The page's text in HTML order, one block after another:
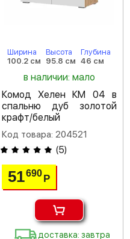
Ширина
100.2 см
Высота
95.8 см
Глубина
46 см
в наличии: мало
Комод Хелен КМ 04 в
спальню дуб золотой
крафт/белый
Код товара: 204521
(5)
51690 Р
доставка: завтра